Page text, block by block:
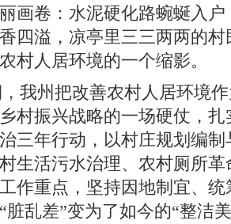
画卷：水泥硬化路蜿蜒入
四溢，凉亭里三三两两的
村人居环境的一个缩影。
我州把改善农村人居环境
村振兴战略的一场硬仗，扎
三年行动，以村庄规划编
生活污水治理、农村厕所
作重点，坚持因地制宜、
脏乱差”变为了如今的“整洁